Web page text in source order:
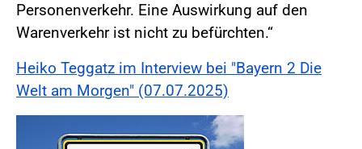
Personenverkehr. Eine Auswirkung auf den
Warenverkehr ist nicht zu befürchten.“
Heiko Teggatz im Interview bei "Bayern 2 Die
Welt am Morgen" (07.07.2025)